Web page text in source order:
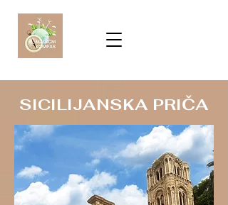
SICILIJANSKA PRIČA